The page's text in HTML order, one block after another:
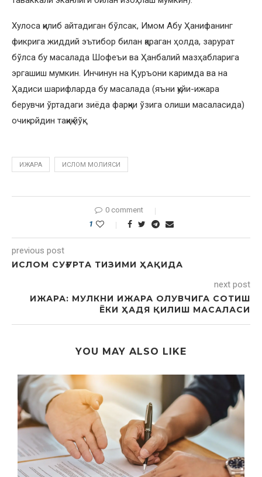
Хулоса қилиб айтадиган бўлсак, Имом Абу Ҳанифанинг
фикрига жиддий эътибор билан қараган ҳолда, зарурат
бўлса бу масалада Шофеъи ва Ҳанбалий мазҳабларига
эргашиш мумкин. Инчинун на Қуръони каримда ва на
Ҳадиси шарифларда бу масалада (яъни қуйи-ижара
берувчи ўртадаги зиёда фарқни ўзига олиши масаласида)
очиқ-ойдин тақиқ йўқ.
ИЖАРА ИСЛОМ МОЛИЯСИ
0 comment
1
previous post
ИСЛОМ СУҒУРТА ТИЗИМИ ҲАҚИДА
next post
ИЖАРА: МУЛКНИ ИЖАРА ОЛУВЧИГА СОТИШ
ЁКИ ҲАДЯ ҚИЛИШ МАСАЛАСИ
YOU MAY ALSO LIKE